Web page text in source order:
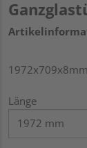
Länge